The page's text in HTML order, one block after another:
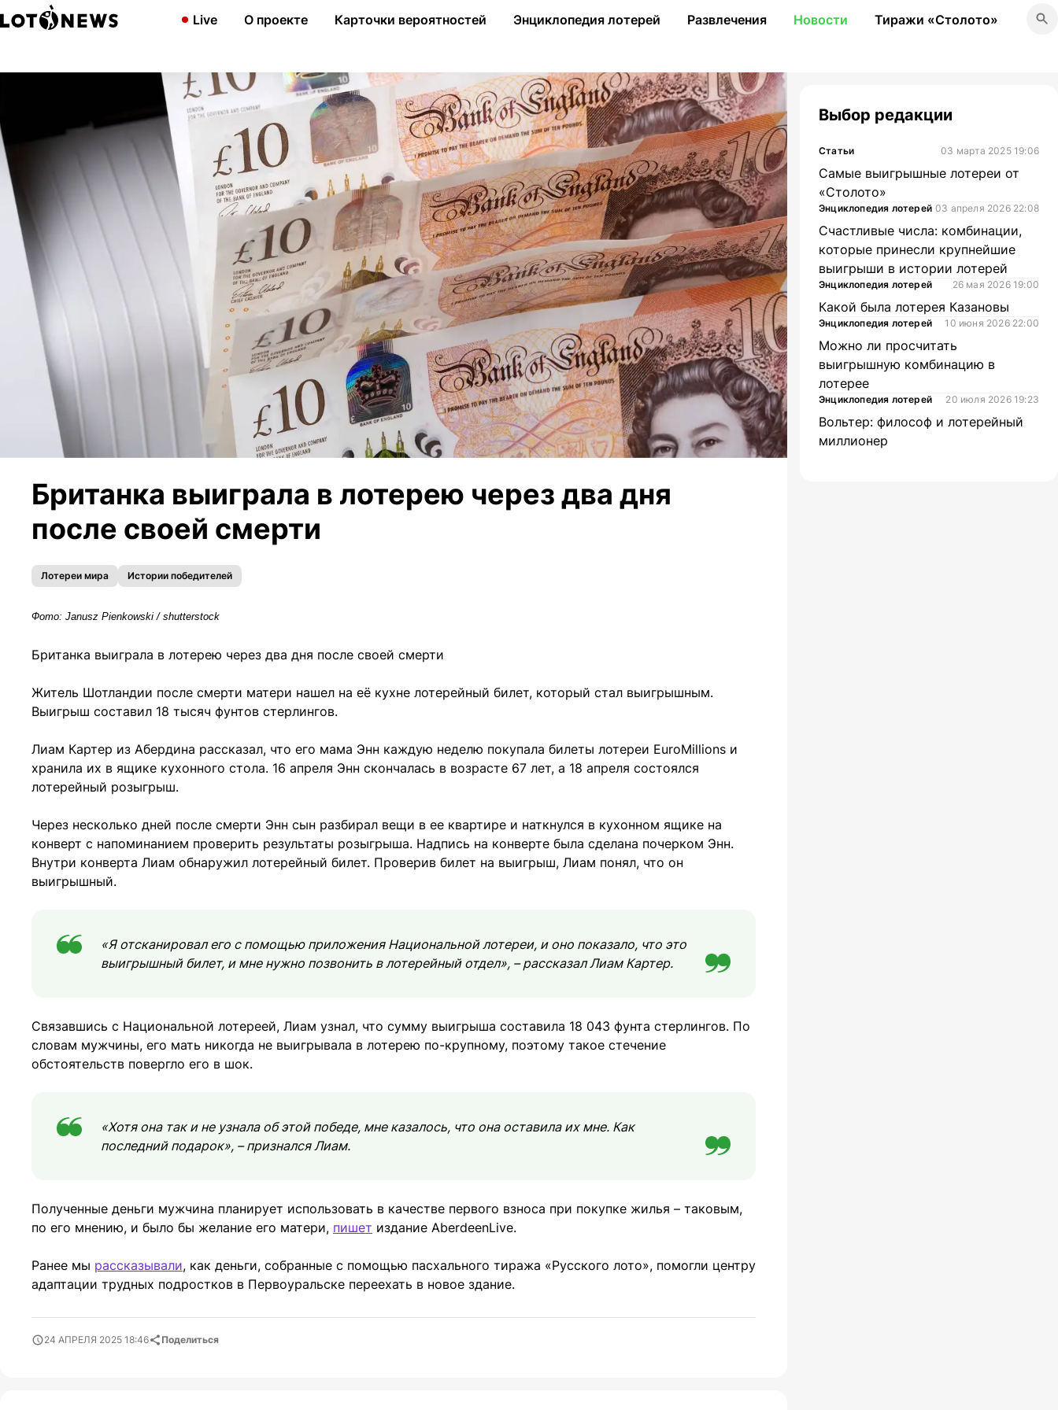
Live О проекте Карточки вероятностей Энциклопедия лотерей Развлечения Новости Тиражи «Столото»
Британка выиграла в лотерею через два дня
после своей смерти
Лотереи мира Истории победителей
Фото: Janusz Pienkowski / shutterstock
Британка выиграла в лотерею через два дня после своей смерти
Житель Шотландии после смерти матери нашел на её кухне лотерейный билет, который стал выигрышным.
Выигрыш составил 18 тысяч фунтов стерлингов.
Лиам Картер из Абердина рассказал, что его мама Энн каждую неделю покупала билеты лотереи EuroMillions и
хранила их в ящике кухонного стола. 16 апреля Энн скончалась в возрасте 67 лет, а 18 апреля состоялся
лотерейный розыгрыш.
Через несколько дней после смерти Энн сын разбирал вещи в ее квартире и наткнулся в кухонном ящике на
конверт с напоминанием проверить результаты розыгрыша. Надпись на конверте была сделана почерком Энн.
Внутри конверта Лиам обнаружил лотерейный билет. Проверив билет на выигрыш, Лиам понял, что он
выигрышный.
«Я отсканировал его с помощью приложения Национальной лотереи, и оно показало, что это
выигрышный билет, и мне нужно позвонить в лотерейный отдел», – рассказал Лиам Картер.
Связавшись с Национальной лотереей, Лиам узнал, что сумму выигрыша составила 18 043 фунта стерлингов. По
словам мужчины, его мать никогда не выигрывала в лотерею по-крупному, поэтому такое стечение
обстоятельств повергло его в шок.
«Хотя она так и не узнала об этой победе, мне казалось, что она оставила их мне. Как
последний подарок», – признался Лиам.
Полученные деньги мужчина планирует использовать в качестве первого взноса при покупке жилья – таковым,
по его мнению, и было бы желание его матери, пишет издание AberdeenLive.
Ранее мы рассказывали, как деньги, собранные с помощью пасхального тиража «Русского лото», помогли центру
адаптации трудных подростков в Первоуральске переехать в новое здание.
24 АПРЕЛЯ 2025 18:46 Поделиться
Выбор редакции
Статьи 03 марта 2025 19:06
Самые выигрышные лотереи от
«Столото»
Энциклопедия лотерей 03 апреля 2026 22:08
Счастливые числа: комбинации,
которые принесли крупнейшие
выигрыши в истории лотерей
Энциклопедия лотерей 26 мая 2026 19:00
Какой была лотерея Казановы
Энциклопедия лотерей 10 июня 2026 22:00
Можно ли просчитать
выигрышную комбинацию в
лотерее
Энциклопедия лотерей 20 июля 2026 19:23
Вольтер: философ и лотерейный
миллионер